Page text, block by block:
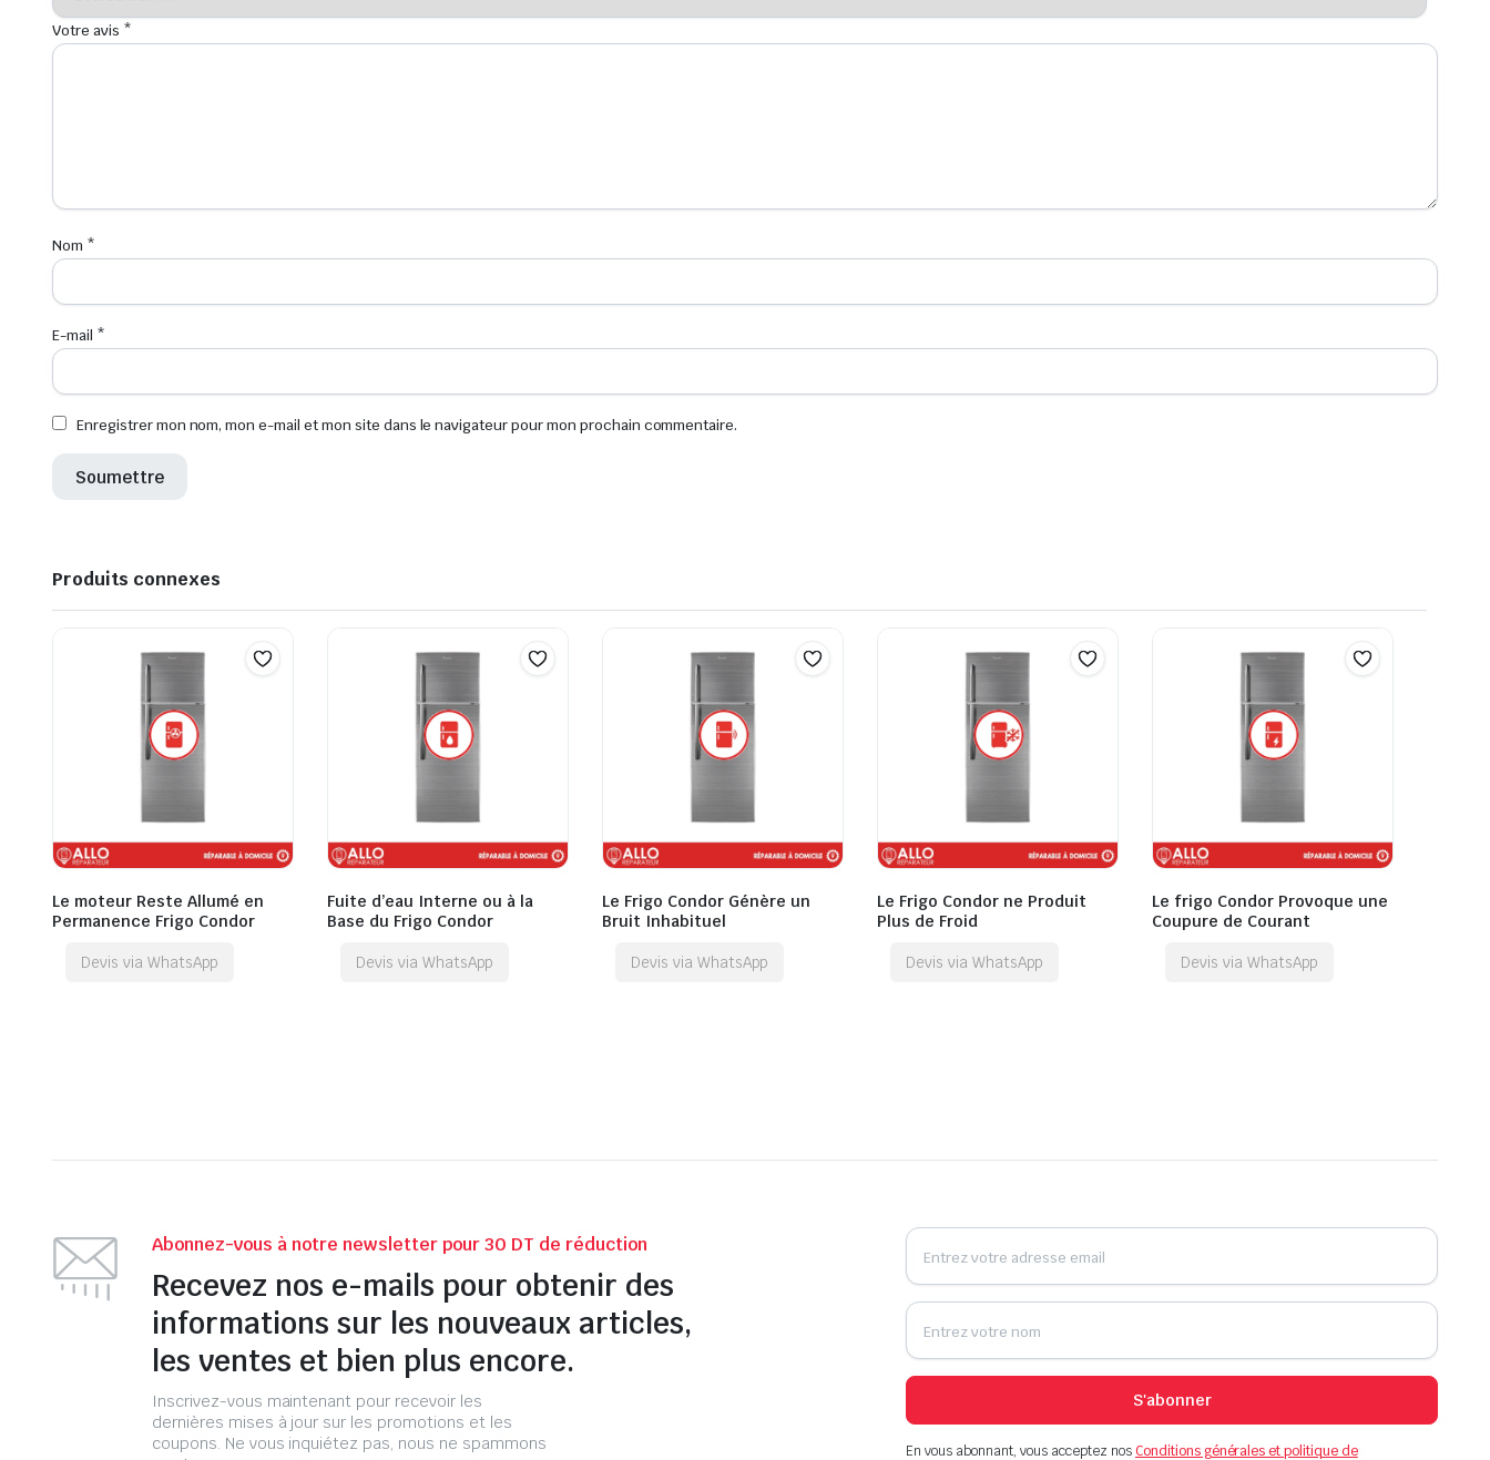
Votre avis *
Nom *
E-mail *
Enregistrer mon nom, mon e-mail et mon site dans le navigateur pour mon prochain commentaire.
Produits connexes
Le moteur Reste Allumé en
Permanence Frigo Condor
Devis via WhatsApp
Fuite d’eau Interne ou à la
Base du Frigo Condor
Devis via WhatsApp
Le Frigo Condor Génère un
Bruit Inhabituel
Devis via WhatsApp
Le Frigo Condor ne Produit
Plus de Froid
Devis via WhatsApp
Le frigo Condor Provoque une
Coupure de Courant
Devis via WhatsApp
Abonnez-vous à notre newsletter pour 30 DT de réduction
Recevez nos e-mails pour obtenir des
informations sur les nouveaux articles,
les ventes et bien plus encore.
Inscrivez-vous maintenant pour recevoir les
dernières mises à jour sur les promotions et les
coupons. Ne vous inquiétez pas, nous ne spammons
S'abonner
En vous abonnant, vous acceptez nosConditions générales et politique de